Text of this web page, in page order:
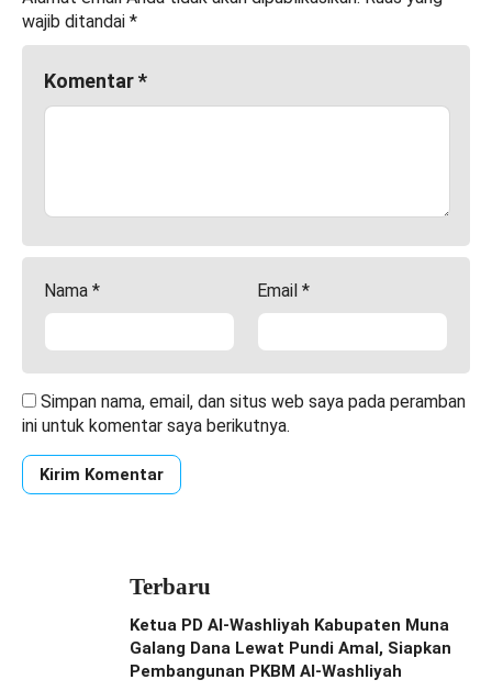
wajib ditandai *
Komentar*
Nama * Email *
Simpan nama, email, dan situs web saya pada peramban
ini untuk komentar saya berikutnya.
Terbaru
Ketua PD Al-Washliyah Kabupaten Muna
Galang Dana Lewat Pundi Amal, Siapkan
Pembangunan PKBM Al-Washliyah